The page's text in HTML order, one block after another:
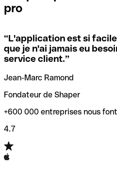
locales.
Si vous n'êtes pas sûr du code
utiliser, nous avons développé
codes SWIFT par nom de
vérification/recherche de codes
trouver et vérifier vos codes
transferts d’argent.
pro
“L'application est si
que je n'ai jamais eu
service client.”
Jean-Marc Ramond
Fondateur de Shaper
+600 000 entreprises nous
4.7